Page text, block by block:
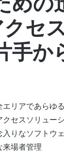
セ
手か
リアであらゆ
クセスソリュー
入りなソフトウ
来場者管理